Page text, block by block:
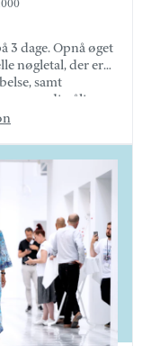
3 dage. Opnå øget
nøgletal, der er
samt
og værdimåling.